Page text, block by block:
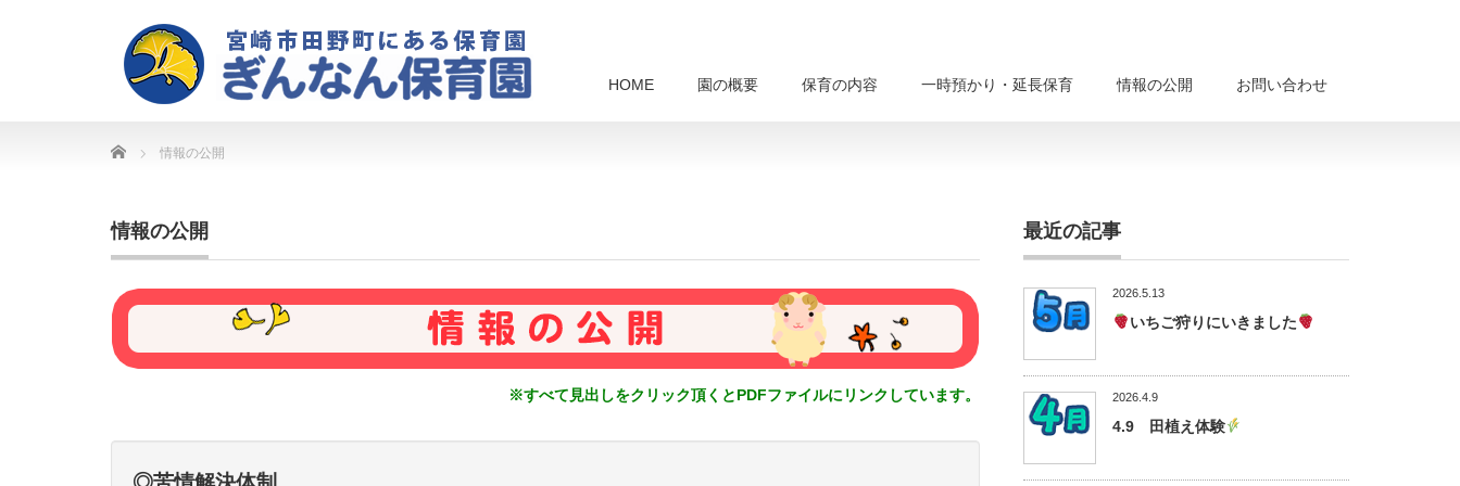
HOME 園の概要 保育の内容 一時預かり・延長保育 情報の公開 お問い合わせ
Home 情報の公開
情報の公開
※すべて見出しをクリック頂くとPDFファイルにリンクしています。
最近の記事
2026.5.13
いちご狩りにいきました
2026.4.9
4.9 田植え体験